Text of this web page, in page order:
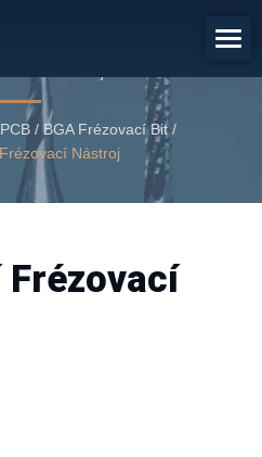
PCB / BGA Frézovací Bit /
Nástroj